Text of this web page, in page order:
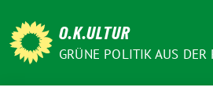
zum
Inhalt
O.K.ULTUR
GRÜNE POLITIK AUS DER